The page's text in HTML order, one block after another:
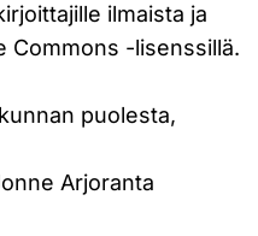
ilmaista ja
Commons -lisenssillä.
puolesta,
Arjoranta